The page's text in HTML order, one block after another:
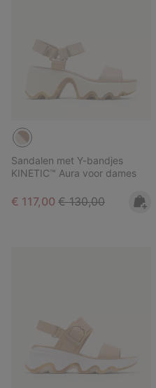
Sandalen met Y-bandjes
KINETIC™ Aura voor dames
Sale price:
€ 117,00 Regular price:
€ 130,00